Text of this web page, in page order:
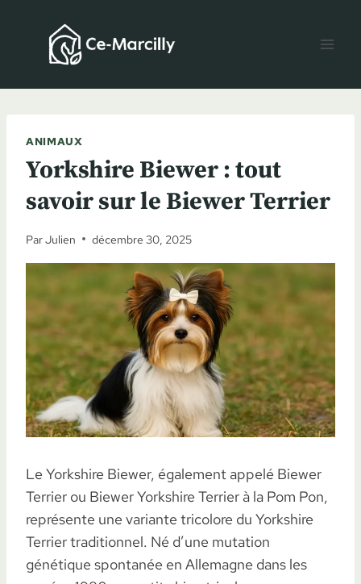
contenu
ANIMAUX
Yorkshire Biewer : tout
savoir sur le Biewer Terrier
ParJulien décembre 30, 2025
Le Yorkshire Biewer, également appelé Biewer
Terrier ou Biewer Yorkshire Terrier à la Pom Pon,
représente une variante tricolore du Yorkshire
Terrier traditionnel. Né d’une mutation
génétique spontanée en Allemagne dans les